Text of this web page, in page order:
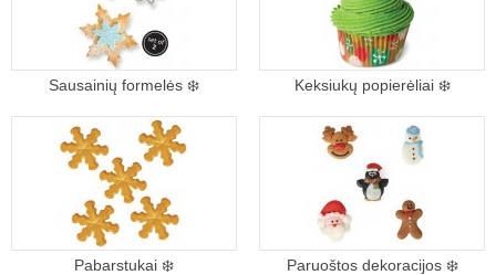
Sausainių formelės ❄️ Keksiukų popierėliai ❄️
Pabarstukai ❄️ Paruoštos dekoracijos ❄️